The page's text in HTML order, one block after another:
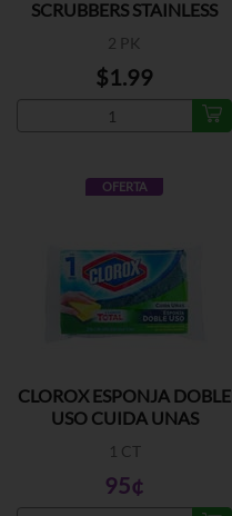
SCRUBBERS STAINLESS
2 PK
$1.99
OFERTA
CLOROX ESPONJA DOBLE
USO CUIDA UNAS
1 CT
95¢